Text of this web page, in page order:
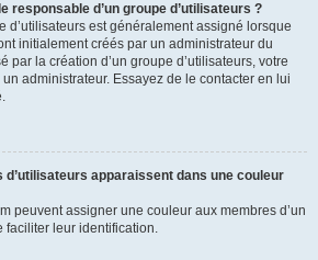
responsable d’un groupe d’utilisateurs ?
d’utilisateurs est généralement assigné lorsque
initialement créés par un administrateur du
par la création d’un groupe d’utilisateurs, votre
administrateur. Essayez de le contacter en lui
d’utilisateurs apparaissent dans une couleur
peuvent assigner une couleur aux membres d’un
faciliter leur identification.